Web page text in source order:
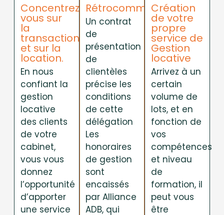
Concentrez-
vous sur
la
transaction
et sur la
location.
En nous
confiant la
gestion
locative
des clients
de votre
cabinet,
vous vous
donnez
l’opportunité
d’apporter
une service
Rétrocommissions
Un contrat
de
présentation
de
clientèles
précise les
conditions
de cette
délégation
Les
honoraires
de gestion
sont
encaissés
par Alliance
ADB, qui
Création
de votre
propre
service de
Gestion
locative
Arrivez à un
certain
volume de
lots, et en
fonction de
vos
compétences
et niveau
de
formation, il
peut vous
être